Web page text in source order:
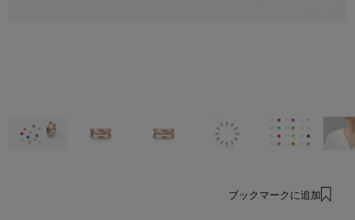
ブックマークに追加